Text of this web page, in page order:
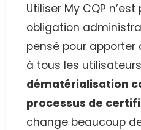
Utiliser My CQP
obligation
pensé pour
à tous les
dématérialisation
processus de
change beaucoup